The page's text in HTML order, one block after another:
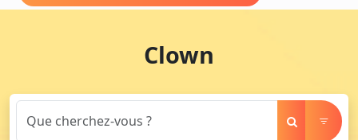
Clown